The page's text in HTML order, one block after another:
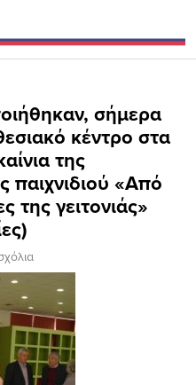
σήμερα
κέντρο στα
της
παιχνιδιού «Από
της γειτονιάς»